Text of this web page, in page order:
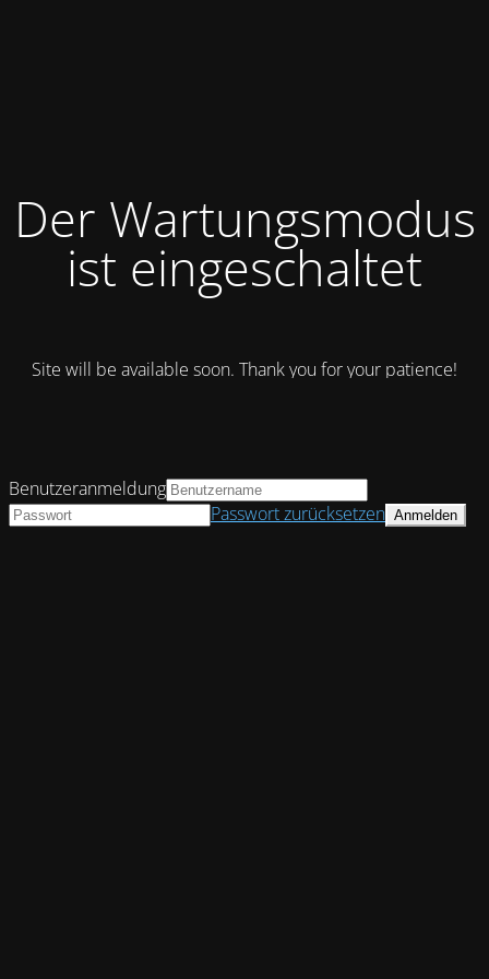
Der Wartungsmodus
ist eingeschaltet
Site will be available soon. Thank you for your patience!
Benutzeranmeldung
Passwort zurücksetzen